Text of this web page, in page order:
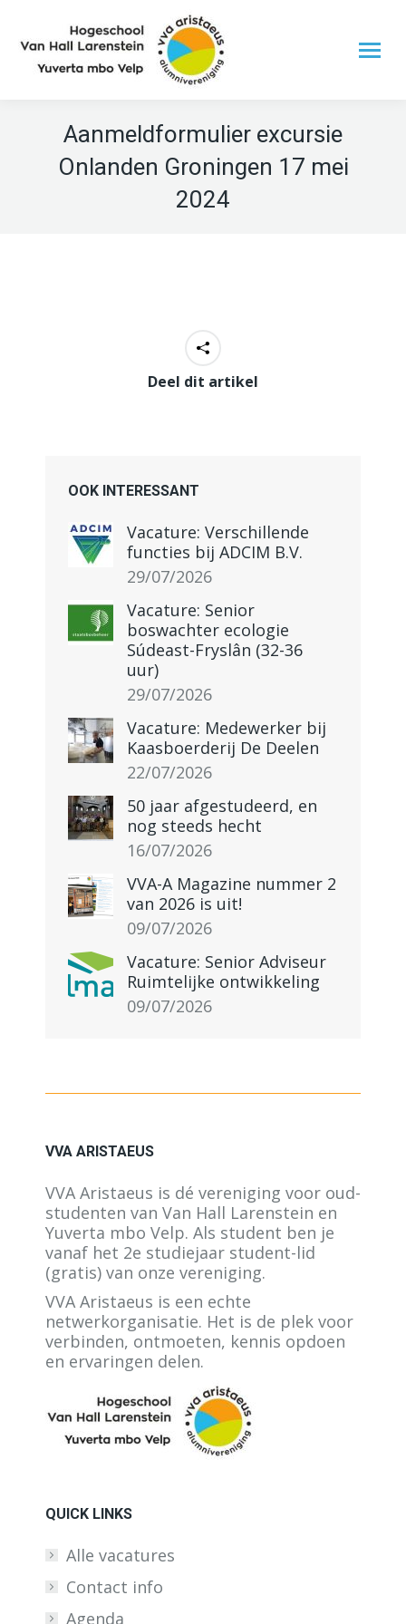
Aanmeldformulier excursie
Onlanden Groningen 17 mei
2024
Deel dit artikel
OOK INTERESSANT
Vacature: Verschillende
functies bij ADCIM B.V.
29/07/2026
Vacature: Senior
boswachter ecologie
Súdeast-Fryslân (32-36
uur)
29/07/2026
Vacature: Medewerker bij
Kaasboerderij De Deelen
22/07/2026
50 jaar afgestudeerd, en
nog steeds hecht
16/07/2026
VVA-A Magazine nummer 2
van 2026 is uit!
09/07/2026
Vacature: Senior Adviseur
Ruimtelijke ontwikkeling
09/07/2026
VVA ARISTAEUS
VVA Aristaeus is dé vereniging voor oud-
studenten van Van Hall Larenstein en
Yuverta mbo Velp. Als student ben je
vanaf het 2e studiejaar student-lid
(gratis) van onze vereniging.
VVA Aristaeus is een echte
netwerkorganisatie. Het is de plek voor
verbinden, ontmoeten, kennis opdoen
en ervaringen delen.
QUICK LINKS
Alle vacatures
Contact info
Agenda